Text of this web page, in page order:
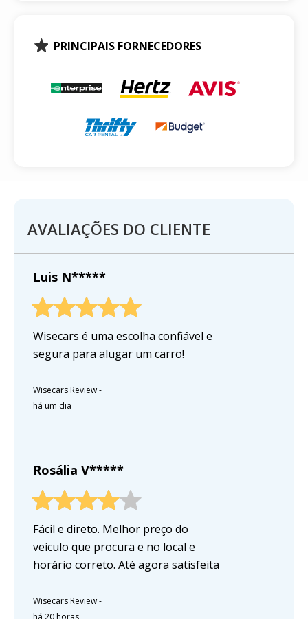
PRINCIPAIS FORNECEDORES
AVALIAÇÕES DO CLIENTE
Luis N*****
Wisecars é uma escolha confiável e
segura para alugar um carro!
Wisecars Review-
há um dia
Rosália V*****
Fácil e direto. Melhor preço do
veículo que procura e no local e
horário correto. Até agora satisfeita
Wisecars Review-
há 20 horas